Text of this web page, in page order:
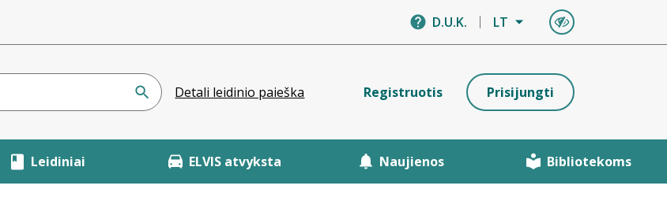
D.U.K. LT
Detali leidinio paieška Registruotis Prisijungti
Leidiniai ELVIS atvyksta Naujienos Bibliotekoms